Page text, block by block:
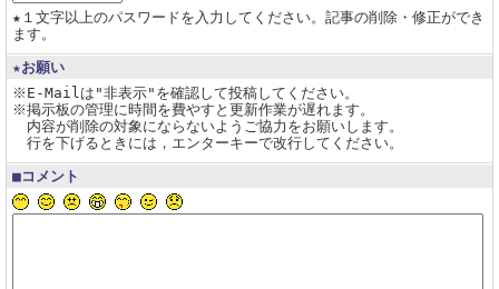
★１文字以上のパスワードを入力してください。記事の削除・修正ができ
ます。
★お願い
※E-Mailは"非表示"を確認して投稿してください。
※掲示板の管理に時間を費やすと更新作業が遅れます。
内容が削除の対象にならないようご協力をお願いします。
行を下げるときには，エンターキーで改行してください。
■コメント